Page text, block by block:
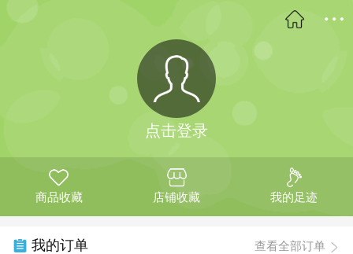
点击登录
商品收藏 店铺收藏 我的足迹
我的订单 查看全部订单